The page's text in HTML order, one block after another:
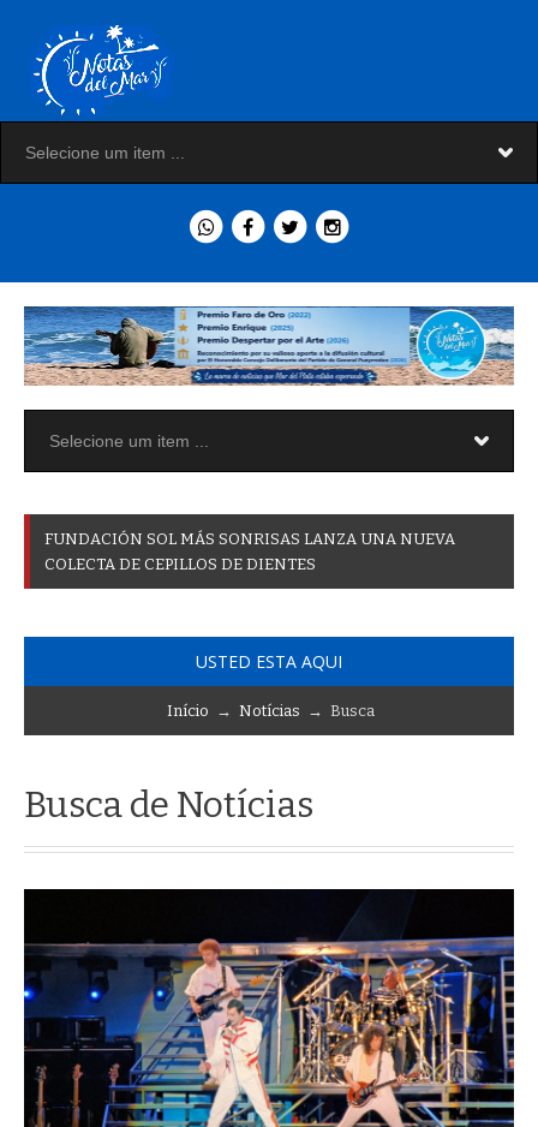
FUNDACIÓN SOL MÁS SONRISAS LANZA UNA NUEVA
COLECTA DE CEPILLOS DE DIENTES
USTED ESTA AQUI
Início → Notícias → Busca
Busca de Notícias